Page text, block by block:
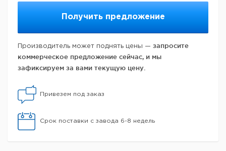
Получить предложение
Производитель может поднять цены — запросите
коммерческое предложение сейчас, и мы
зафиксируем за вами текущую цену.
Привезем под заказ
Срок поставки с завода 6-8 недель